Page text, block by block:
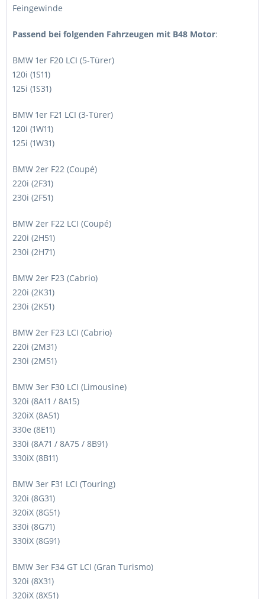
Feingewinde
Passend bei folgenden Fahrzeugen mit B48 Motor:
BMW 1er F20 LCI (5-Türer)
120i (1S11)
125i (1S31)
BMW 1er F21 LCI (3-Türer)
120i (1W11)
125i (1W31)
BMW 2er F22 (Coupé)
220i (2F31)
230i (2F51)
BMW 2er F22 LCI (Coupé)
220i (2H51)
230i (2H71)
BMW 2er F23 (Cabrio)
220i (2K31)
230i (2K51)
BMW 2er F23 LCI (Cabrio)
220i (2M31)
230i (2M51)
BMW 3er F30 LCI (Limousine)
320i (8A11 / 8A15)
320iX (8A51)
330e (8E11)
330i (8A71 / 8A75 / 8B91)
330iX (8B11)
BMW 3er F31 LCI (Touring)
320i (8G31)
320iX (8G51)
330i (8G71)
330iX (8G91)
BMW 3er F34 GT LCI (Gran Turismo)
320i (8X31)
320iX (8X51)